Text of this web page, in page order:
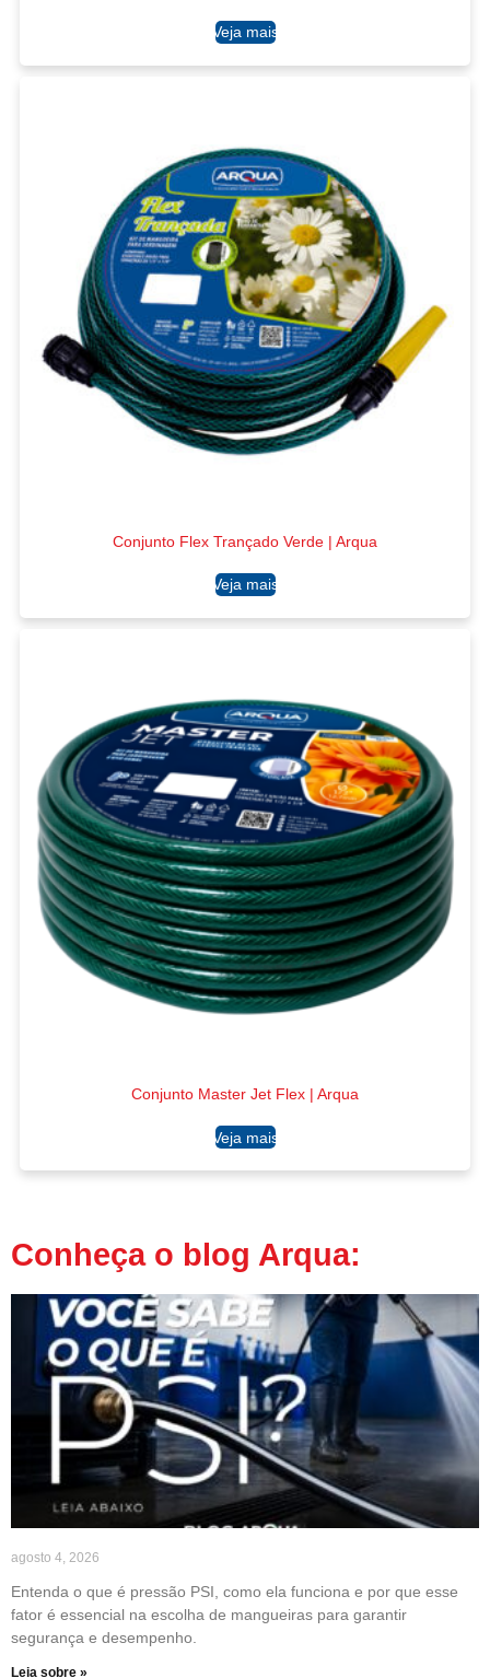
Ler mais
Conjunto Flex Trançado Verde | Arqua
Ler mais
Conjunto Master Jet Flex | Arqua
Ler mais
Conheça o blog Arqua:
agosto 4, 2026
Entenda o que é pressão PSI, como ela funciona e por que esse
fator é essencial na escolha de mangueiras para garantir
segurança e desempenho.
Leia sobre »